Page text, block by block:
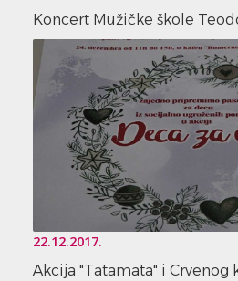
Koncert Mužičke škole
22.12.2017.
Akcija "Tatamata" i Crvenog